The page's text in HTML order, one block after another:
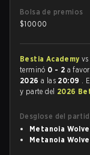
Bolsa de premios
$10000
Bestia Academy vs
terminó 0 - 2 a
2026 a las 20:09 .
y parte del 2026
Desglose del
Metanoia
Metanoia